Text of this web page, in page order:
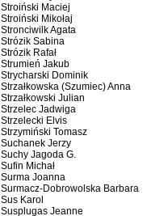
Stroiński Maciej
Stroiński Mikołaj
Stronciwilk Agata
Strózik Sabina
Strózik Rafał
Strumień Jakub
Strycharski Dominik
Strzałkowska (Szumiec) Anna
Strzałkowski Julian
Strzelec Jadwiga
Strzelecki Elvis
Strzymiński Tomasz
Suchanek Jerzy
Suchy Jagoda G.
Sufin Michał
Surma Joanna
Surmacz-Dobrowolska Barbara
Sus Karol
Susplugas Jeanne